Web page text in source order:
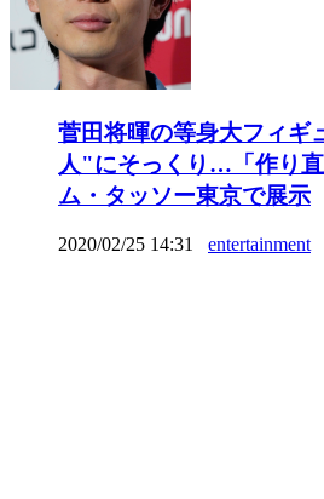
菅田将暉の等身大フィギ
人"にそっくり…「作り
ム・タッソー東京で展示
2020/02/25 14:31 entertainment